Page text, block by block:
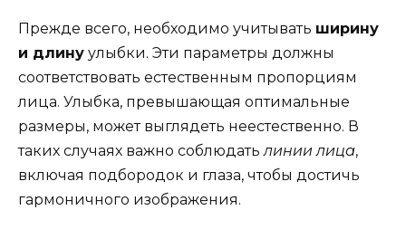
Прежде всего, необходимо учитывать ширину
и длину улыбки. Эти параметры должны
соответствовать естественным пропорциям
лица. Улыбка, превышающая оптимальные
размеры, может выглядеть неестественно. В
таких случаях важно соблюдатьлинии лица,
включая подбородок и глаза, чтобы достичь
гармоничного изображения.